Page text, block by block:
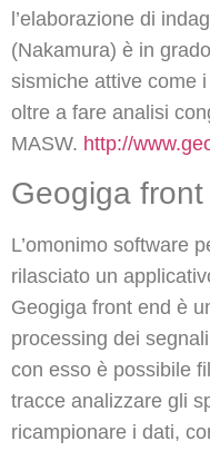
l’elaborazione di
(Nakamura) è in
sismiche attive come
oltre a fare analisi
MASW. http://
Geogiga
L’omonimo software
rilasciato un
Geogiga front end è
processing dei
con esso è possibile
tracce analizzare gli
ricampionare i dati,